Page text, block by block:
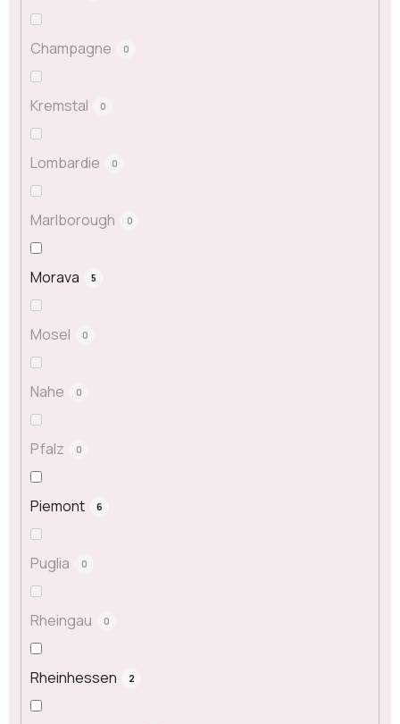
Champagne 0
Kremstal 0
Lombardie 0
Marlborough 0
Morava 5
Mosel 0
Nahe 0
Pfalz 0
Piemont 6
Puglia 0
Rheingau 0
Rheinhessen 2